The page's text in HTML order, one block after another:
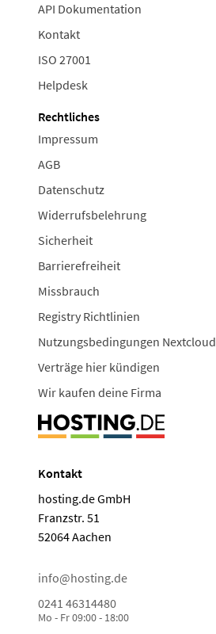
API Dokumentation
Kontakt
ISO 27001
Helpdesk
Rechtliches
Impressum
AGB
Datenschutz
Widerrufsbelehrung
Sicherheit
Barrierefreiheit
Missbrauch
Registry Richtlinien
Nutzungsbedingungen Nextcloud
Verträge hier kündigen
Wir kaufen deine Firma
Kontakt
hosting.de GmbH
Franzstr. 51
52064 Aachen
info@hosting.de
0241 46314480
Mo - Fr 09:00 - 18:00